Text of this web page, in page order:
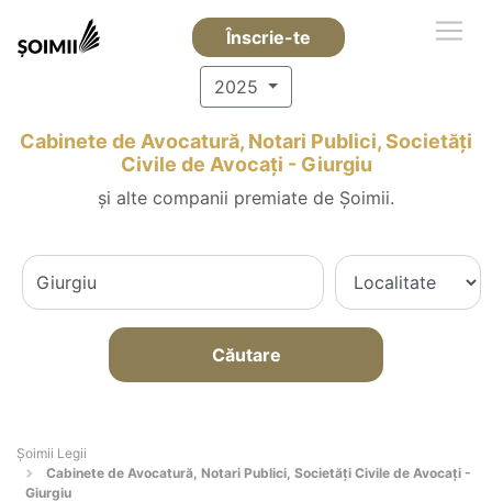
Înscrie-te
2025
Cabinete de Avocatură, Notari Publici, Societăți
Civile de Avocați - Giurgiu
și alte companii premiate de Șoimii.
Căutare
Șoimii Legii
Cabinete de Avocatură, Notari Publici, Societăți Civile de Avocați -
Giurgiu